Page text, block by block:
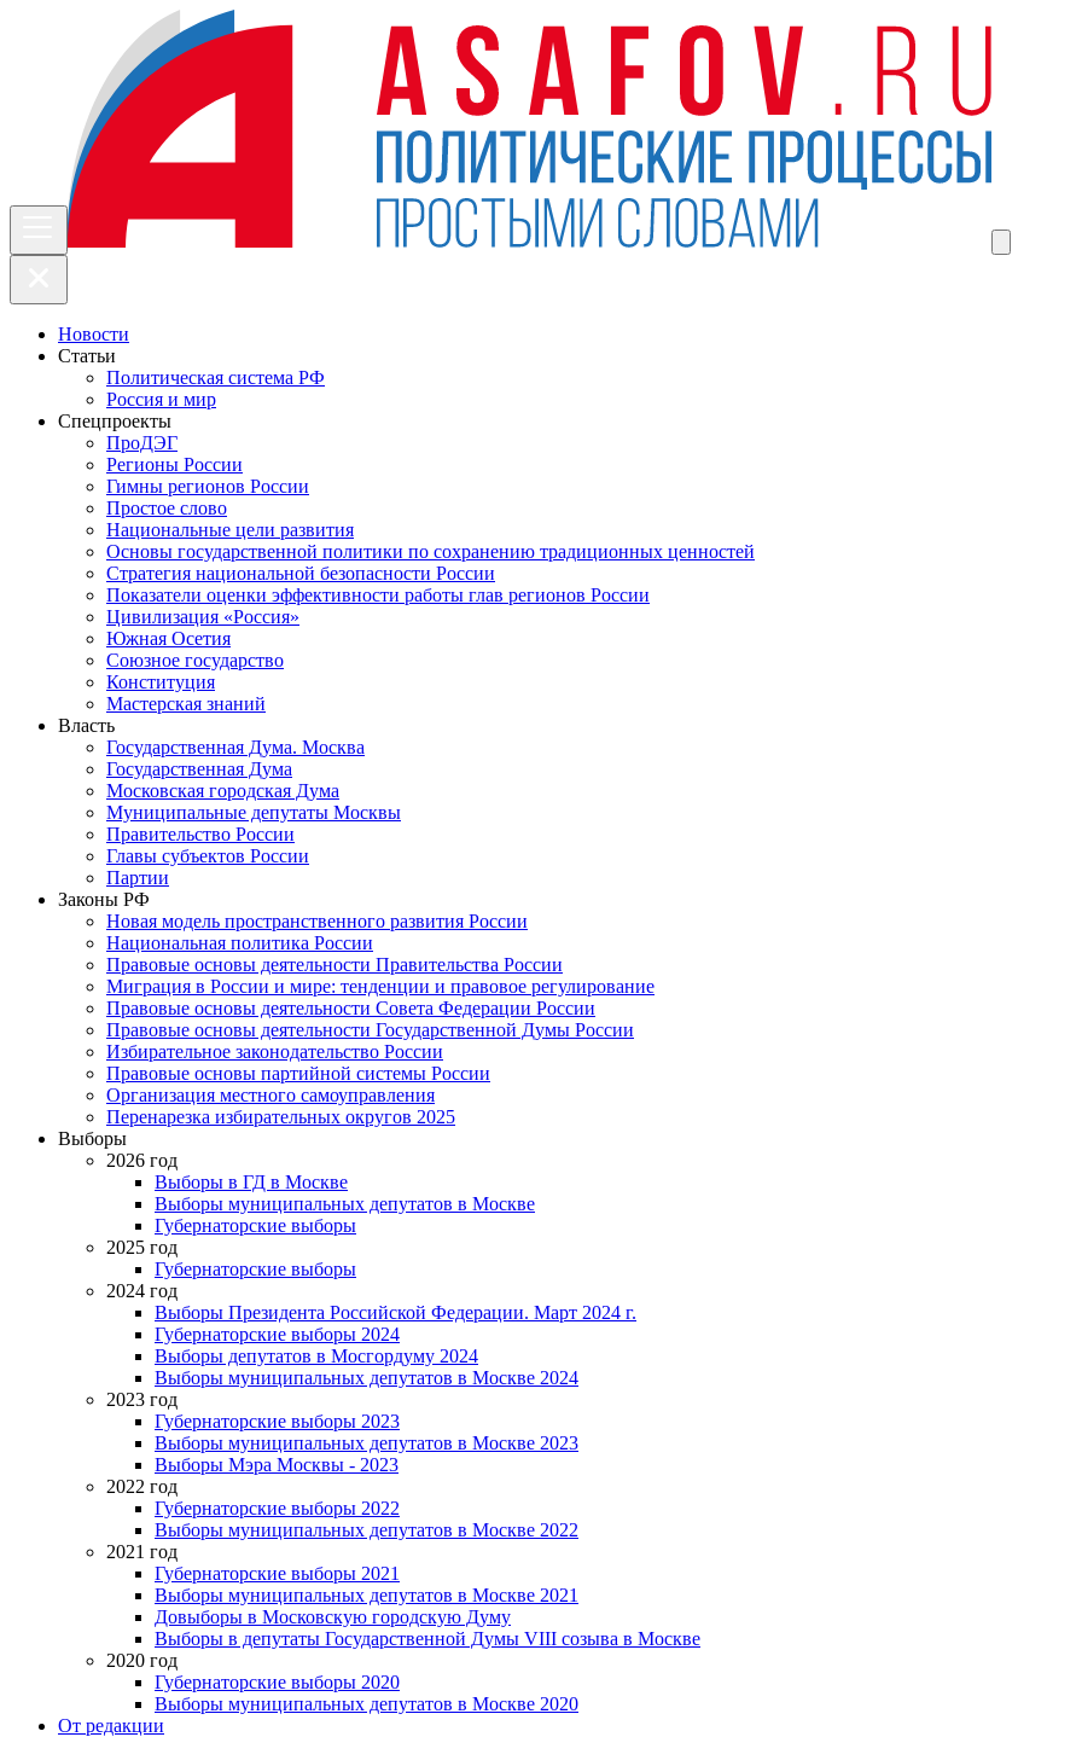
Новости
Статьи
Политическая система РФ
Россия и мир
Спецпроекты
ПроДЭГ
Регионы России
Гимны регионов России
Простое слово
Национальные цели развития
Основы государственной политики по сохранению традиционных ценностей
Стратегия национальной безопасности России
Показатели оценки эффективности работы глав регионов России
Цивилизация «Россия»
Южная Осетия
Союзное государство
Конституция
Мастерская знаний
Власть
Государственная Дума. Москва
Государственная Дума
Московская городская Дума
Муниципальные депутаты Москвы
Правительство России
Главы субъектов России
Партии
Законы РФ
Новая модель пространственного развития России
Национальная политика России
Правовые основы деятельности Правительства России
Миграция в России и мире: тенденции и правовое регулирование
Правовые основы деятельности Совета Федерации России
Правовые основы деятельности Государственной Думы России
Избирательное законодательство России
Правовые основы партийной системы России
Организация местного самоуправления
Перенарезка избирательных округов 2025
Выборы
2026 год
Выборы в ГД в Москве
Выборы муниципальных депутатов в Москве
Губернаторские выборы
2025 год
Губернаторские выборы
2024 год
Выборы Президента Российской Федерации. Март 2024 г.
Губернаторские выборы 2024
Выборы депутатов в Мосгордуму 2024
Выборы муниципальных депутатов в Москве 2024
2023 год
Губернаторские выборы 2023
Выборы муниципальных депутатов в Москве 2023
Выборы Мэра Москвы - 2023
2022 год
Губернаторские выборы 2022
Выборы муниципальных депутатов в Москве 2022
2021 год
Губернаторские выборы 2021
Выборы муниципальных депутатов в Москве 2021
Довыборы в Московскую городскую Думу
Выборы в депутаты Государственной Думы VIII созыва в Москве
2020 год
Губернаторские выборы 2020
Выборы муниципальных депутатов в Москве 2020
От редакции